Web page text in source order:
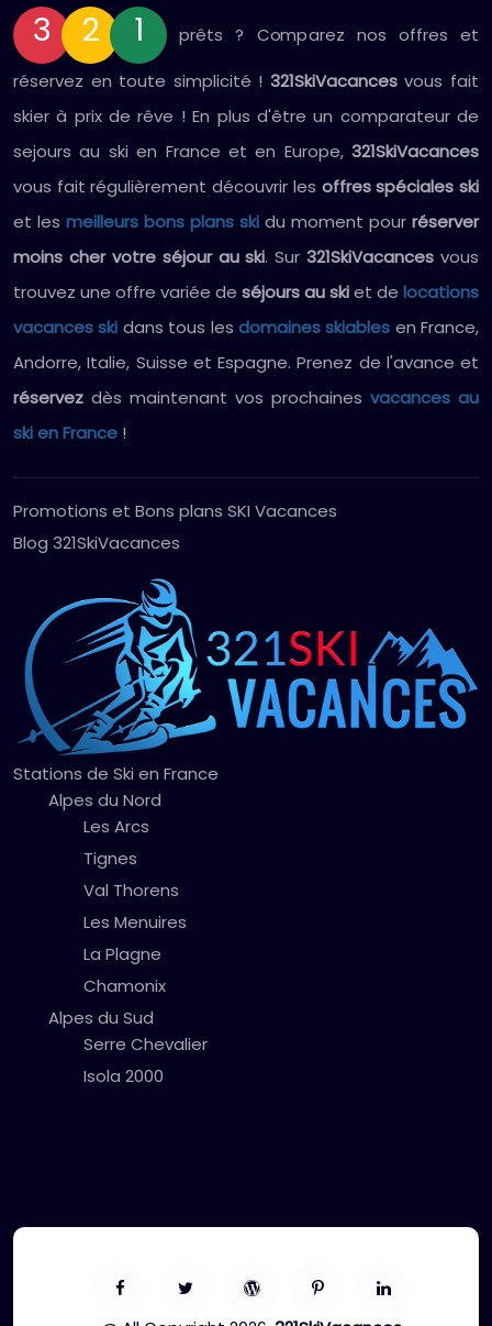
3 2 1
prêts ? Comparez nos offres et
réservez en toute simplicité ! 321SkiVacancesvous fait
skier à prix de rêve ! En plus d'être un comparateur de
sejours au ski en France et en Europe, 321SkiVacances
vous fait régulièrement découvrir les offres spéciales ski
et les meilleurs bons plans ski du moment pour réserver
moins cher votre séjour au ski. Sur321SkiVacances vous
trouvez une offre variée de séjours au skiet de locations
vacances ski dans tous les domaines skiables en France,
Andorre, Italie, Suisse et Espagne. Prenez de l'avance et
réservez dès maintenant vos prochaines vacances au
ski en France !
Promotions et Bons plans SKI Vacances
Blog 321SkiVacances
Stations de Ski en France
Alpes du Nord
Les Arcs
Tignes
Val Thorens
Les Menuires
La Plagne
Chamonix
Alpes du Sud
Serre Chevalier
Isola 2000